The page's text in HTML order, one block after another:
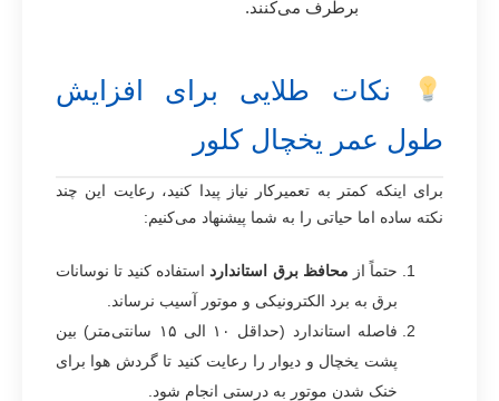
برطرف می‌کنند.
نکات طلایی برای افزایش
طول عمر یخچال کلور
برای اینکه کمتر به تعمیرکار نیاز پیدا کنید، رعایت این چند
نکته ساده اما حیاتی را به شما پیشنهاد می‌کنیم:
حتماً از محافظ برق استاندارداستفاده کنید تا نوسانات
برق به برد الکترونیکی و موتور آسیب نرساند.
فاصله استاندارد (حداقل ۱۰ الی ۱۵ سانتی‌متر) بین
پشت یخچال و دیوار را رعایت کنید تا گردش هوا برای
خنک شدن موتور به درستی انجام شود.